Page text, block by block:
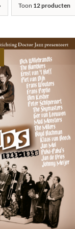
Toon 12 producten